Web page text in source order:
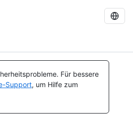
Für bessere
Support, um Hilfe zum